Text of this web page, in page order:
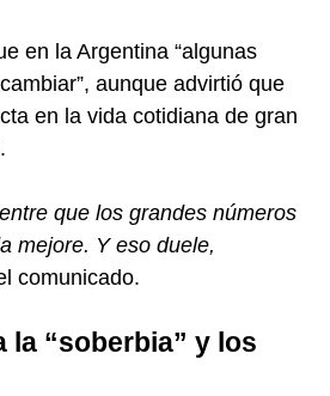
en la Argentina “algunas
aunque advirtió que
en la vida cotidiana de gran
que los grandes números
mejore. Y eso duele,
comunicado.
la “soberbia” y los